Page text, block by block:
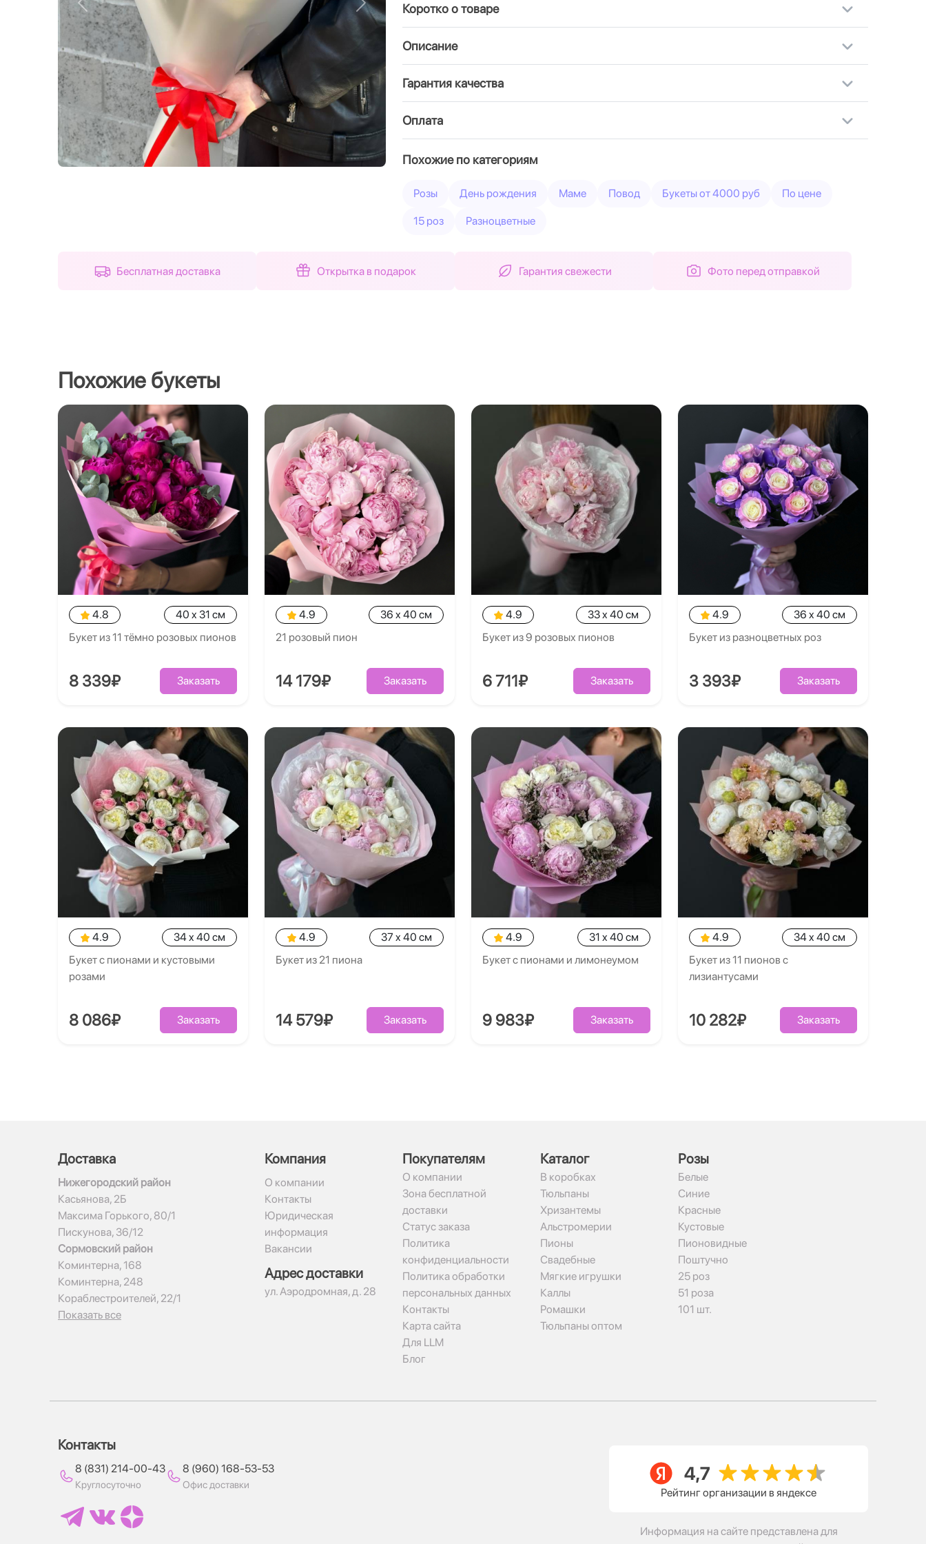
Назад Вперед Коротко о товаре
Описание
Гарантия качества
Оплата
Похожие по категориям
Розы День рождения Маме Повод Букеты от 4000 руб По цене
15 роз Разноцветные
Бесплатная доставка Открытка в подарок Гарантия свежести Фото перед отправкой
Похожие букеты
4.8
40 x 31 см
Букет из 11 тёмно розовых пионов
8 339₽ Заказать
4.9
36 x 40 см
21 розовый пион
14 179₽ Заказать
4.9
33 x 40 см
Букет из 9 розовых пионов
6 711₽ Заказать
4.9
36 x 40 см
Букет из разноцветных роз
3 393₽ Заказать
4.9
34 x 40 см
Букет с пионами и кустовыми
розами
8 086₽ Заказать
4.9
37 x 40 см
Букет из 21 пиона
14 579₽ Заказать
4.9
31 x 40 см
Букет с пионами и лимонеумом
9 983₽ Заказать
4.9
34 x 40 см
Букет из 11 пионов с
лизиантусами
10 282₽ Заказать
Доставка
Нижегородский район
Касьянова, 2Б
Максима Горького, 80/1
Пискунова, 36/12
Сормовский район
Коминтерна, 168
Коминтерна, 248
Кораблестроителей, 22/1
Показать все
Компания
О компании
Контакты
Юридическая
информация
Вакансии
Адрес доставки
ул. Аэродромная, д. 28
Покупателям
О компании
Зона бесплатной
доставки
Статус заказа
Политика
конфиденциальности
Политика обработки
персональных данных
Контакты
Карта сайта
Для LLM
Блог
Каталог
В коробках
Тюльпаны
Хризантемы
Альстромерии
Пионы
Свадебные
Мягкие игрушки
Каллы
Ромашки
Тюльпаны оптом
Рoзы
Белые
Синие
Красные
Кустовые
Пионовидные
Поштучно
25 роз
51 роза
101 шт.
Контакты
8 (831) 214-00-43
Круглосуточно
8 (960) 168-53-53
Офис доставки
Рейтинг организации в яндексе
Информация на сайте представлена для